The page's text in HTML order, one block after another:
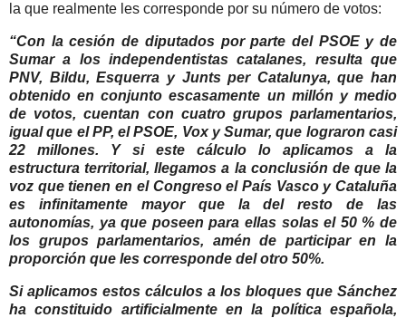
la que realmente les corresponde por su número de votos:
“Con la cesión de diputados por parte del PSOE y de
Sumar a los independentistas catalanes, resulta que
PNV, Bildu, Esquerra y Junts per Catalunya, que han
obtenido en conjunto escasamente un millón y medio
de votos, cuentan con cuatro grupos parlamentarios,
igual que el PP, el PSOE, Vox y Sumar, que lograron casi
22 millones. Y si este cálculo lo aplicamos a la
estructura territorial, llegamos a la conclusión de que la
voz que tienen en el Congreso el País Vasco y Cataluña
es infinitamente mayor que la del resto de las
autonomías, ya que poseen para ellas solas el 50 % de
los grupos parlamentarios, amén de participar en la
proporción que les corresponde del otro 50%.
Si aplicamos estos cálculos a los bloques que Sánchez
ha constituido artificialmente en la política española,